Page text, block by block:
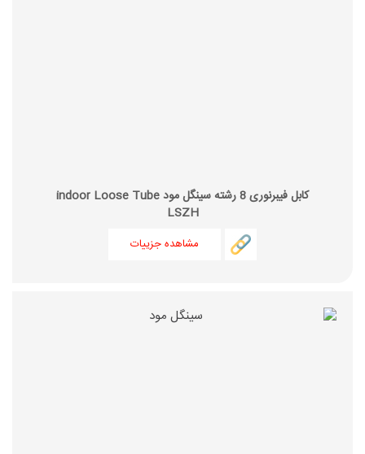
کابل فیبرنوری 8 رشته سینگل مود indoor Loose Tube
LSZH
مشاهده جزییات